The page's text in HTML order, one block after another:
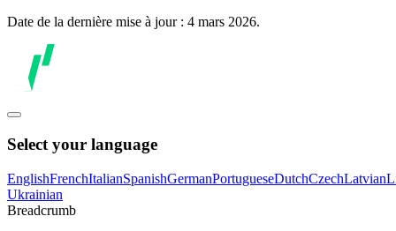
Date de la dernière mise à jour : 4 mars 2026.
Select your language
EnglishFrenchItalianSpanishGermanPortugueseDutchCzechLatvian
Ukrainian
Breadcrumb